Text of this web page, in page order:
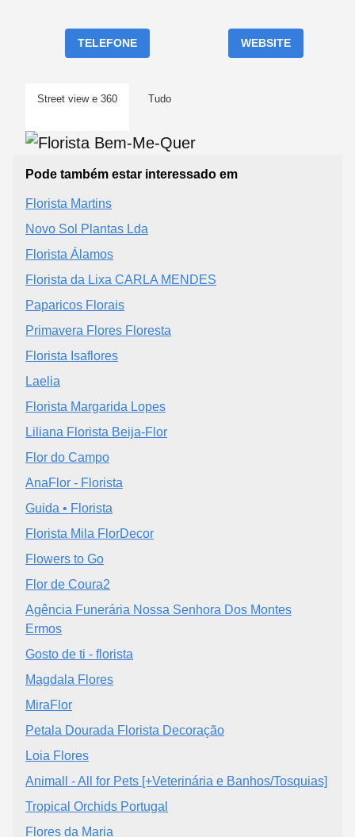
TELEFONE WEBSITE
Street view e 360 Tudo
Pode também estar interessado em
Florista Martins
Novo Sol Plantas Lda
Florista Álamos
Florista da Lixa CARLA MENDES
Paparicos Florais
Primavera Flores Floresta
Florista Isaflores
Laelia
Florista Margarida Lopes
Liliana Florista Beija-Flor
Flor do Campo
AnaFlor - Florista
Guida • Florista
Florista Mila FlorDecor
Flowers to Go
Flor de Coura2
Agência Funerária Nossa Senhora Dos Montes
Ermos
Gosto de ti - florista
Magdala Flores
MiraFlor
Petala Dourada Florista Decoração
Loia Flores
Animall - All for Pets [+Veterinária e Banhos/Tosquias]
Tropical Orchids Portugal
Flores da Maria